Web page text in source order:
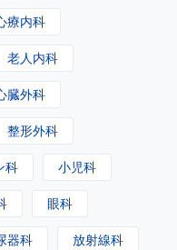
療内科
老人内科
臓外科
整形外科
科 小児科
眼科
器科 放射線科